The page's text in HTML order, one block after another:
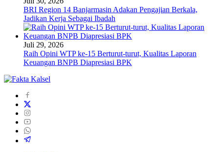
BRI Region 14 Banjarmasin Adakan Pengajian Berkala,
Jadikan Kerja Sebagai Ibadah
Juli 29, 2026
Raih Opini WTP ke-15 Berturut-turut, Kualitas Laporan
Keuangan BNPB Diapresiasi BPK